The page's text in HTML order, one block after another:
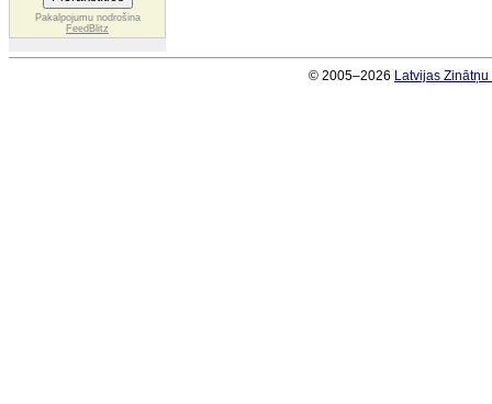
Pakalpojumu nodrošina
FeedBlitz
© 2005–2026 Latvijas